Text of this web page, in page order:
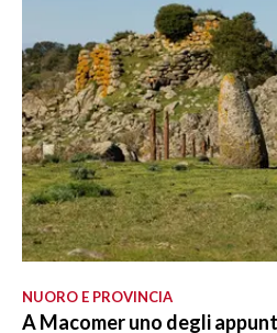
NUORO E PROVINCIA
A Macomer uno degli